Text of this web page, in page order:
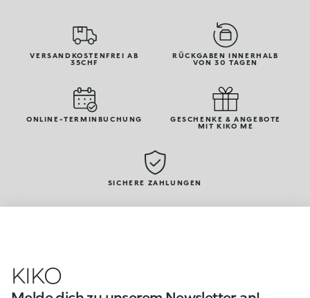
VERSANDKOSTENFREI AB
35CHF
RÜCKGABEN INNERHALB
VON 30 TAGEN
ONLINE-TERMINBUCHUNG
GESCHENKE & ANGEBOTE
MIT KIKO ME
SICHERE ZAHLUNGEN
KIKO